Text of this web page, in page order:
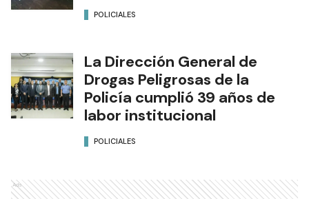
POLICIALES
La Dirección General de
Drogas Peligrosas de la
Policía cumplió 39 años de
labor institucional
POLICIALES
Ads